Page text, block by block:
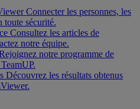
Connecter les personnes, les
toute sécurité.
Consultez les articles de
notre équipe.
notre programme de
Découvrez les résultats obtenus